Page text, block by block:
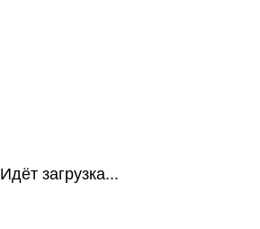
Идёт загрузка...